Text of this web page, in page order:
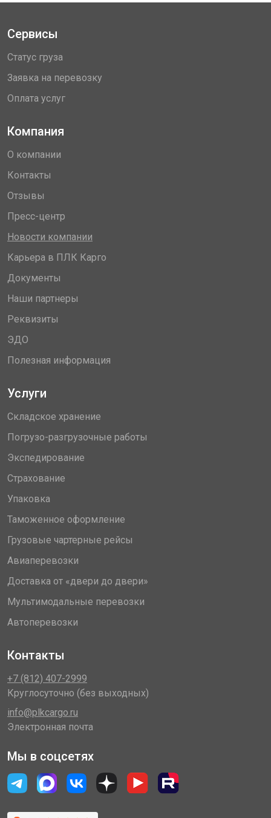
Сервисы
Статус груза
Заявка на перевозку
Оплата услуг
Компания
О компании
Контакты
Отзывы
Пресс-центр
Новости компании
Карьера в ПЛК Карго
Документы
Наши партнеры
Реквизиты
ЭДО
Полезная информация
Услуги
Складское хранение
Погрузо-разгрузочные работы
Экспедирование
Страхование
Упаковка
Таможенное оформление
Грузовые чартерные рейсы
Авиаперевозки
Доставка от «двери до двери»
Мультимодальные перевозки
Автоперевозки
Контакты
+7 (812) 407-2999
Круглосуточно (без выходных)
info@plkcargo.ru
Электронная почта
Мы в соцсетях